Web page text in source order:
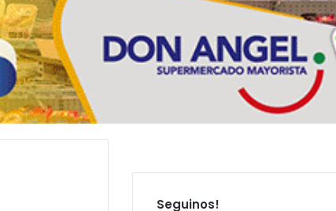
Seguinos!